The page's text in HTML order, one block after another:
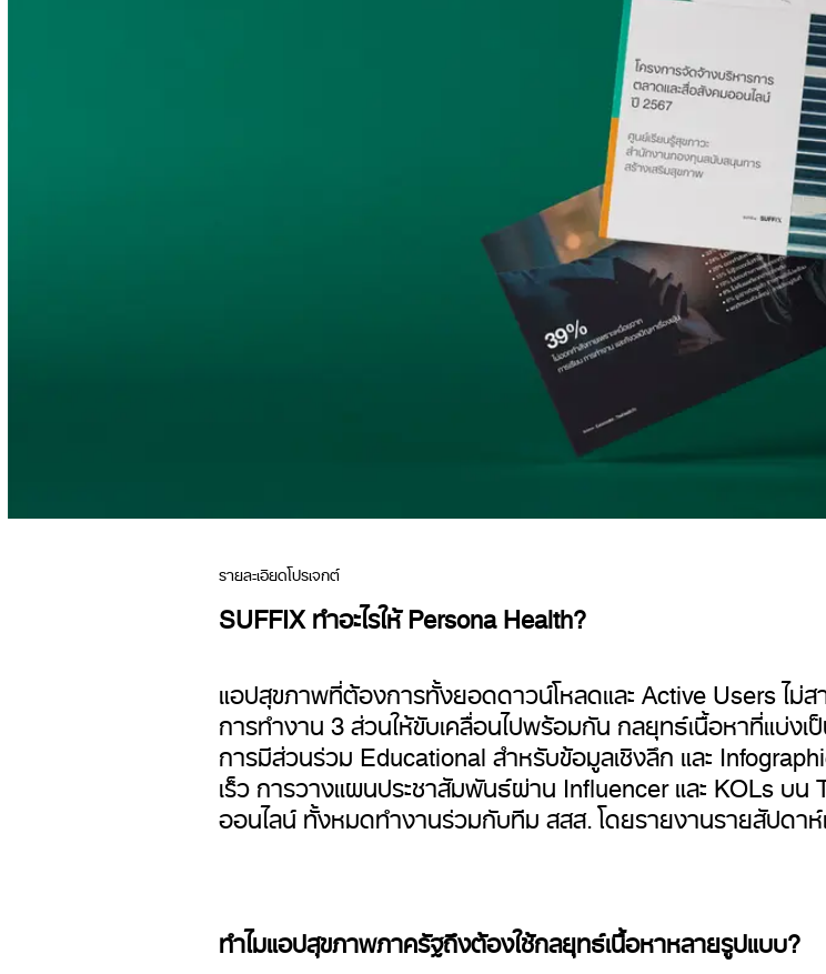
รายละเอียดโปรเจกต์
SUFFIX ทำอะไรให้ Persona Health?
แอปสุขภาพที่ต้องการทั้งยอดดาวน์โหลดและ Active Users ไม่
การทำงาน 3 ส่วนให้ขับเคลื่อนไปพร้อมกัน กลยุทธ์เนื้อหาที่แบ่ง
การมีส่วนร่วม Educational สำหรับข้อมูลเชิงลึก และ
เร็ว การวางแผนประชาสัมพันธ์ผ่าน Influencer และ KOLs บน
ออนไลน์ ทั้งหมดทำงานร่วมกับทีม สสส. โดยรายงานรายสัปดาห์
ทำไมแอปสุขภาพภาครัฐถึงต้องใช้กลยุทธ์เนื้อหาหลายรูปแบบ?